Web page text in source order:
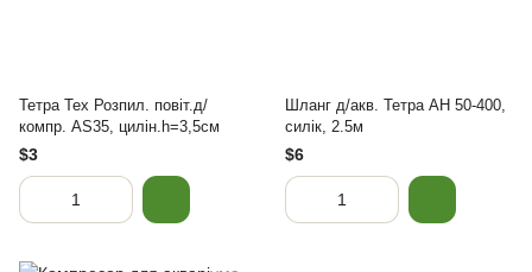
Тетра Тех Розпил. повіт.д/
компр. AS35, цилін.h=3,5см
$3
Шланг д/акв. Тетра AH 50-400,
силік, 2.5м
$6